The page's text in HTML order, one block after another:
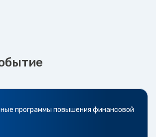
программы повышения финансовой